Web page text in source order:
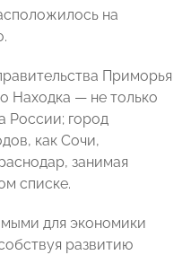
на
Приморья
Находка — не только
России; город
как Сочи,
занимая
списке.
для экономики
развитию